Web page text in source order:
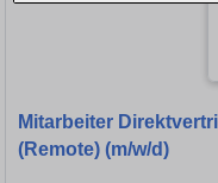
Mitarbeiter
(Remote) (m/w/d)